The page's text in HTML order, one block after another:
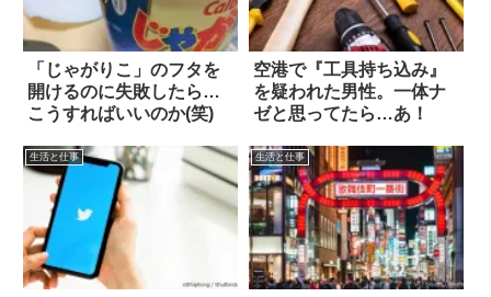
「じゃがりこ」のフタを
開けるのに失敗したら…
こうすればいいのか(笑)
空港で『工具持ち込み』
を疑われた男性。一体ナ
ゼと思ってたら…あ！
生活と仕事 生活と仕事